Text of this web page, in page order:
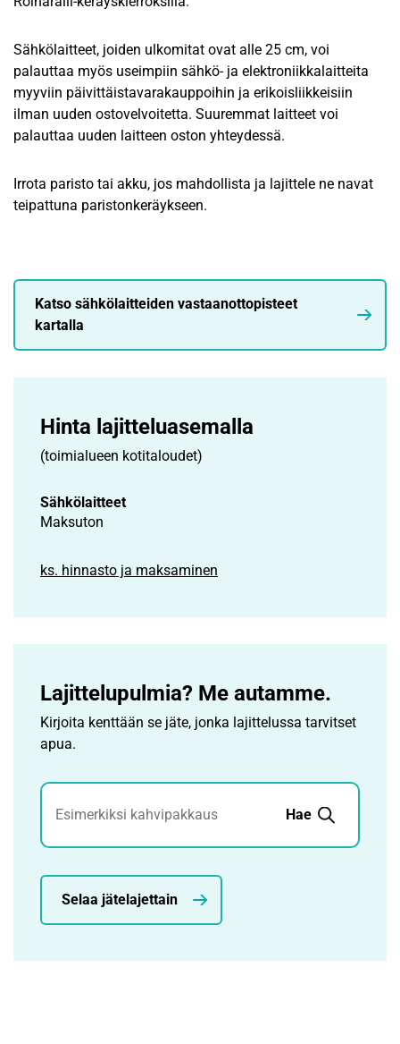
Sähkölaitteet, joiden ulkomitat ovat alle 25 cm, voi
palauttaa myös useimpiin sähkö- ja elektroniikkalaitteita
myyviin päivittäistavarakauppoihin ja erikoisliikkeisiin
ilman uuden ostovelvoitetta. Suuremmat laitteet voi
palauttaa uuden laitteen oston yhteydessä.
Irrota paristo tai akku, jos mahdollista ja lajittele ne navat
teipattuna paristonkeräykseen.
Katso sähkölaitteiden vastaanottopisteet
kartalla
Hinta lajittelu­asemalla
(toimialueen kotitaloudet)
Sähkölaitteet
Maksuton
ks. hinnasto ja maksaminen
Lajittelupulmia? Me autamme.
Kirjoita kenttään se jäte, jonka lajittelussa tarvitset
apua.
Jätehaku
Hae
Selaa jätelajettain